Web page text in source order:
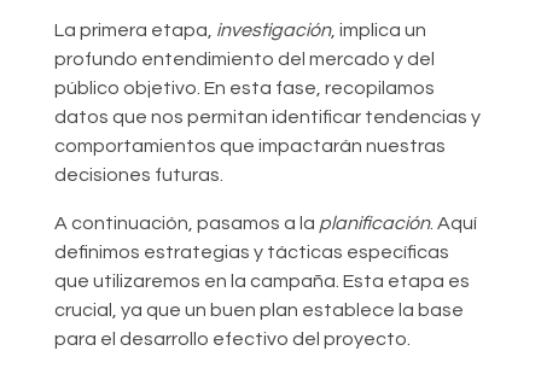
La primera etapa, investigación, implica un
profundo entendimiento del mercado y del
público objetivo. En esta fase, recopilamos
datos que nos permitan identificar tendencias y
comportamientos que impactarán nuestras
decisiones futuras.
A continuación, pasamos a la planificación. Aquí
definimos estrategias y tácticas específicas
que utilizaremos en la campaña. Esta etapa es
crucial, ya que un buen plan establece la base
para el desarrollo efectivo del proyecto.